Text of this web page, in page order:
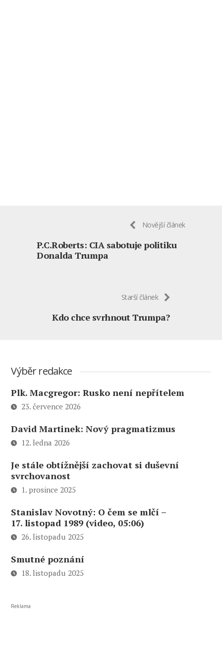
Novější článek
P.C.Roberts: CIA sabotuje politiku
Donalda Trumpa
Starší článek
Kdo chce svrhnout Trumpa?
Výběr redakce
Plk. Macgregor: Rusko není nepřítelem
23. července 2026
David Martinek: Nový pragmatizmus
12. ledna 2026
Je stále obtížnější zachovat si duševní
svrchovanost
1. prosince 2025
Stanislav Novotný: O čem se mlčí –
17. listopad 1989 (video, 05:06)
26. listopadu 2025
Smutné poznání
18. listopadu 2025
Reklama